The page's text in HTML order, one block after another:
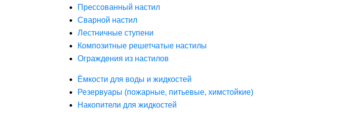
Прессованный настил
Сварной настил
Лестничные ступени
Композитные решетчатые настилы
Ограждения из настилов
Ёмкости для воды и жидкостей
Резервуары (пожарные, питьевые, химстойкие)
Накопители для жидкостей